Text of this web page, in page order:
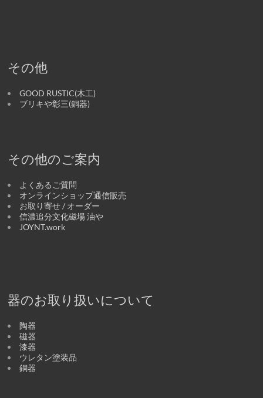
その他
GOOD RUSTIC(木工)
ブリキや彰三(銅器)
その他のご案内
よくあるご質問
オンラインショップ通信販売
お取り寄せ / オーダー
信濃追分文化磁場 油や
JOYNT.work
器のお取り扱いについて
陶器
磁器
漆器
ウレタン塗装品
銅器